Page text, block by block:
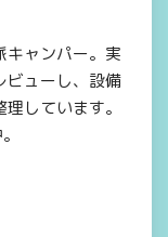
キャンパー。実
ビューし、設備
しています。